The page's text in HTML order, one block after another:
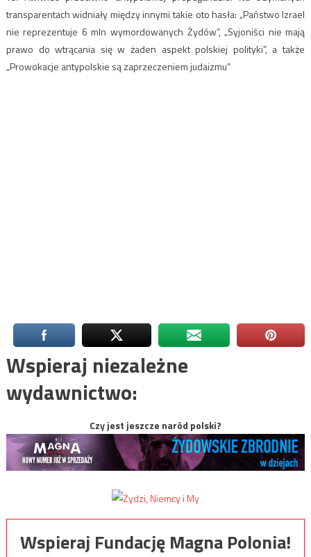
transparentach widniały między innymi takie oto hasła: „Państwo Izrael
nie reprezentuje 6 mln wymordowanych Żydów”, „Syjoniści nie mają
prawo do wtrącania się w żaden aspekt polskiej polityki”, a także
„Prowokacje antypolskie są zaprzeczeniem judaizmu”
Wspieraj niezależne
wydawnictwo:
Czy jest jeszcze naród polski?
Wspieraj Fundację Magna Polonia!